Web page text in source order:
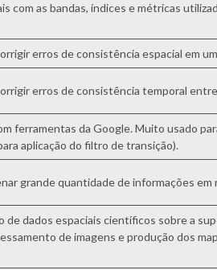
com as bandas, índices e métricas
erros de consistência espacial em
erros de consistência temporal
ferramentas da Google. Muito usado
aplicação do filtro de transição).
grande quantidade de informações em
de dados espaciais científicos sobre a
de imagens e produção dos